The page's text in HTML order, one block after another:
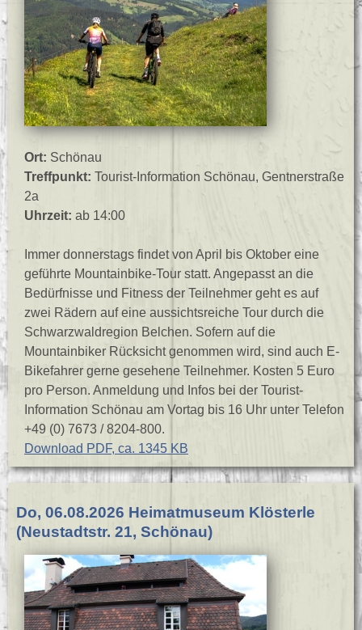
Ort: Schönau
Treffpunkt: Tourist-Information Schönau, Gentnerstraße
2a
Uhrzeit: ab 14:00
Immer donnerstags findet von April bis Oktober eine
geführte Mountainbike-Tour statt. Angepasst an die
Bedürfnisse und Fitness der Teilnehmer geht es auf
zwei Rädern auf eine aussichtsreiche Tour durch die
Schwarzwaldregion Belchen. Sofern auf die
Mountainbiker Rücksicht genommen wird, sind auch E-
Bikefahrer gerne gesehene Teilnehmer. Kosten 5 Euro
pro Person. Anmeldung und Infos bei der Tourist-
Information Schönau am Vortag bis 16 Uhr unter Telefon
+49 (0) 7673 / 8204-800.
Download PDF, ca. 1345 KB
Do, 06.08.2026 Heimatmuseum Klösterle
(Neustadtstr. 21, Schönau)